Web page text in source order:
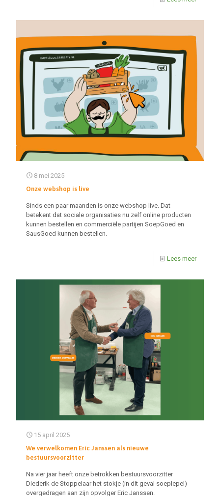
8 mei 2025
Onze webshop is live
Sinds een paar maanden is onze webshop live. Dat
betekent dat sociale organisaties nu zelf online producten
kunnen bestellen en commerciële partijen SoepGoed en
SausGoed kunnen bestellen.
Lees meer
15 april 2025
We verwelkomen Eric Janssen als nieuwe
bestuursvoorzitter
Na vier jaar heeft onze betrokken bestuursvoorzitter
Diederik de Stoppelaar het stokje (in dit geval soeplepel)
overgedragen aan zijn opvolger Eric Janssen.